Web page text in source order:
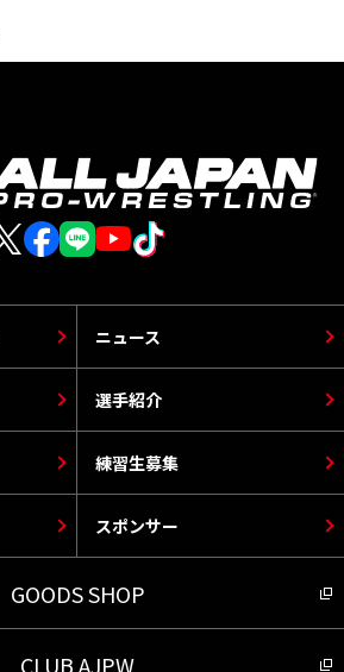
選手紹介
ニュース
スポンサー
練習生募集
GOODS SHOP
CLUB AJPW